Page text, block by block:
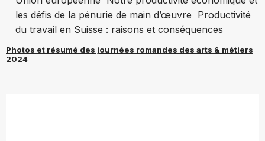
les défis de la pénurie de main d’œuvre Productivité
du travail en Suisse : raisons et conséquences
Photos et résumé des journées romandes des arts & métiers
2024